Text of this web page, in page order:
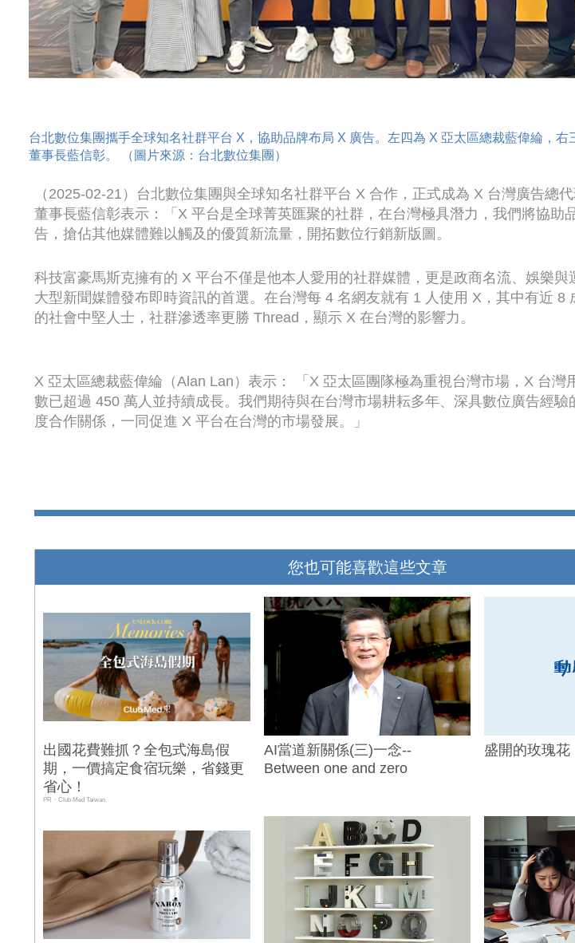
台北數位集團攜手全球知名社群平台 X，協助品牌布局 X 廣告。左四為 X 亞太區總裁藍偉綸，右
董事長藍信彰。 （圖片來源：台北數位集團）
（2025-02-21）台北數位集團與全球知名社群平台 X 合作，正式成為 X 台灣廣告總
董事長藍信彰表示：「X 平台是全球菁英匯聚的社群，在台灣極具潛力，我們將協助
告，搶佔其他媒體難以觸及的優質新流量，開拓數位行銷新版圖。
科技富豪馬斯克擁有的 X 平台不僅是他本人愛用的社群媒體，更是政商名流、娛樂與
大型新聞媒體發布即時資訊的首選。在台灣每 4 名網友就有 1 人使用 X，其中有近 8
的社會中堅人士，社群滲透率更勝 Thread，顯示 X 在台灣的影響力。
X 亞太區總裁藍偉綸（Alan Lan）表示： 「X 亞太區團隊極為重視台灣市場，X 台灣
數已超過 450 萬人並持續成長。我們期待與在台灣市場耕耘多年、深具數位廣告經驗
度合作關係，一同促進 X 平台在台灣的市場發展。」
您也可能喜歡這些文章
出國花費難抓？全包式海島假
期，一價搞定食宿玩樂，省錢更
省心！
PR・Club Med Taiwan
AI當道新關係(三)一念--
Between one and zero
盛開的玫瑰花